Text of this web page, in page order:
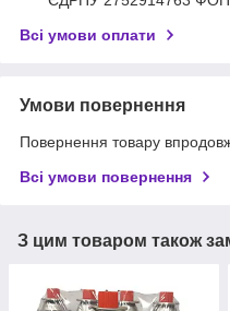
Всі умови оплати
Умови повернення
Повернення товару
Всі умови повернення
З цим товаром також